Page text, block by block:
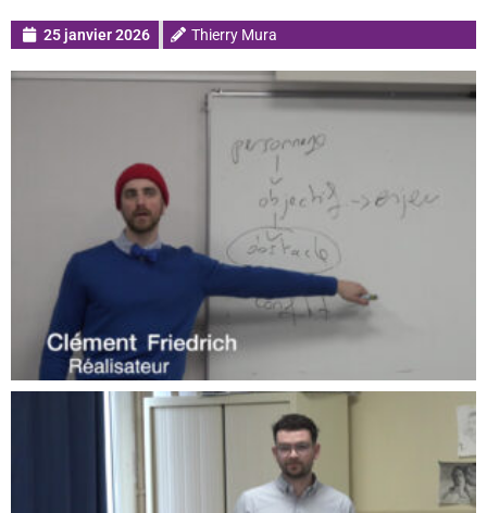
25 janvier 2026 Thierry Mura